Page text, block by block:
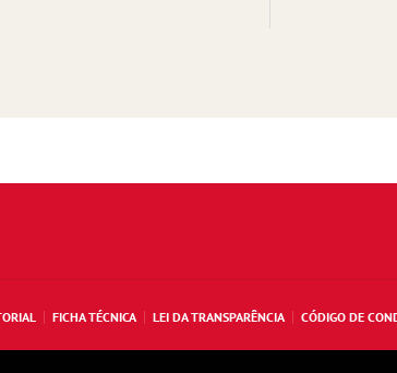
FICHA TÉCNICA LEI DA TRANSPARÊNCIA CÓDIGO DE